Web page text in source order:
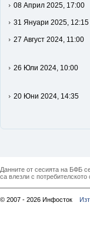
08 Април 2025, 17:00
31 Януари 2025, 12:15
27 Август 2024, 11:00
26 Юли 2024, 10:00
20 Юни 2024, 14:35
Данните от сесията на БФБ
са влезли с
© 2007 - 2026 Инфосток